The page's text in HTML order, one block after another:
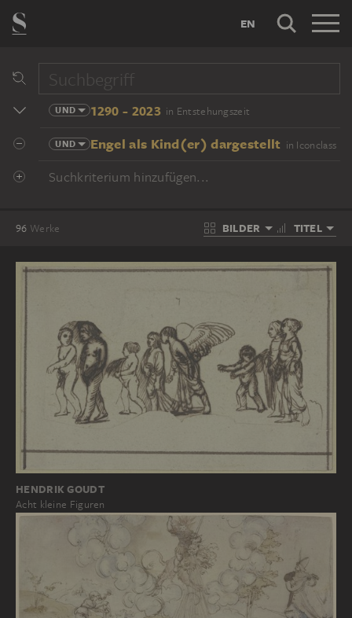
EN
UND 1290 - 2023 in Entstehungszeit
UND Engel als Kind(er) dargestellt in Iconclass
Suchkriterium hinzufügen...
96 Werke BILDER TITEL
HENDRIK GOUDT
Acht kleine Figuren